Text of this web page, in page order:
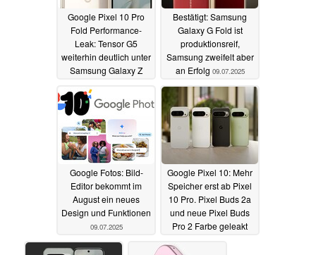
Google Pixel 10 Pro
Fold Performance-
Leak: Tensor G5
weiterhin deutlich unter
Samsung Galaxy Z
Bestätigt: Samsung
Galaxy G Fold ist
produktionsreif,
Samsung zweifelt aber
an Erfolg 09.07.2025
Google Fotos: Bild-
Editor bekommt im
August ein neues
Design und Funktionen
09.07.2025
Google Pixel 10: Mehr
Speicher erst ab Pixel
10 Pro. Pixel Buds 2a
und neue Pixel Buds
Pro 2 Farbe geleakt